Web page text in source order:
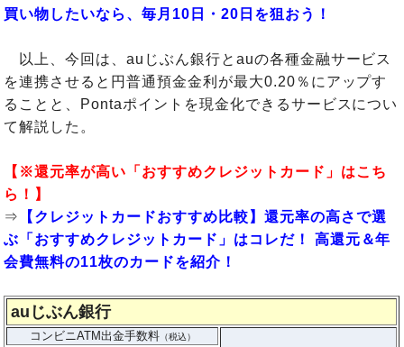
買い物したいなら、毎月10日・20日を狙おう！
以上、今回は、auじぶん銀行とauの各種金融サービス
を連携させると円普通預金金利が最大0.20％にアップす
ることと、Pontaポイントを現金化できるサービスについ
て解説した。
【※還元率が高い「おすすめクレジットカード」はこち
ら！】
⇒
【クレジットカードおすすめ比較】還元率の高さで選
ぶ「おすすめクレジットカード」はコレだ！ 高還元＆年
会費無料の11枚のカードを紹介！
auじぶん銀行
コンビニATM出金手数料（税込）